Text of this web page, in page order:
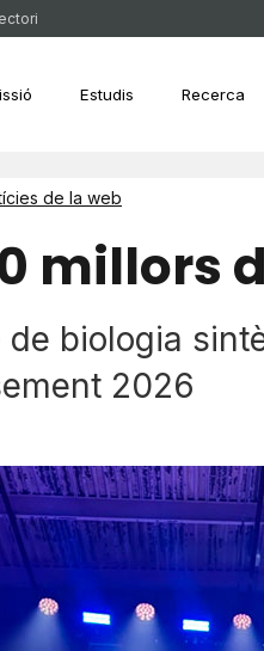
Estudis Recerca
de la web
millors
de biologia
2026